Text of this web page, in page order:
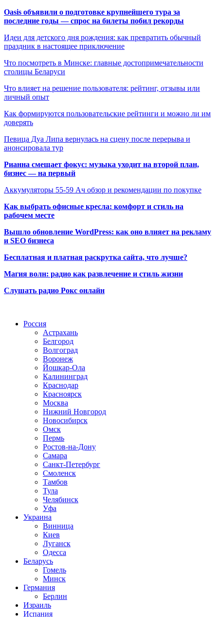
Oasis объявили о подготовке крупнейшего тура за
последние годы — спрос на билеты побил рекорды
Идеи для детского дня рождения: как превратить обычный
праздник в настоящее приключение
Что посмотреть в Минске: главные достопримечательности
столицы Беларуси
Что влияет на решение пользователя: рейтинг, отзывы или
личный опыт
Как формируются пользовательские рейтинги и можно ли им
доверять
Певица Дуа Липа вернулась на сцену после перерыва и
анонсировала тур
Рианна смещает фокус: музыка уходит на второй план,
бизнес — на первый
Аккумуляторы 55-59 Ач обзор и рекомендации по покупке
Как выбрать офисные кресла: комфорт и стиль на
рабочем месте
Вышло обновление WordPress: как оно влияет на рекламу
и SEO бизнеса
Бесплатная и платная раскрутка сайта, что лучше?
Магия волн: радио как развлечение и стиль жизни
Слушать радио Рокс онлайн
Россия
Астрахань
Белгород
Волгоград
Воронеж
Йошкар-Ола
Калининград
Краснодар
Красноярск
Москва
Нижний Новгород
Новосибирск
Омск
Пермь
Ростов-на-Дону
Самара
Санкт-Петербург
Смоленск
Тамбов
Тула
Челябинск
Уфа
Украина
Винница
Киев
Луганск
Одесса
Беларусь
Гомель
Минск
Германия
Берлин
Израиль
Испания